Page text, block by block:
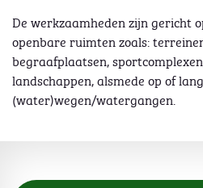
De werkzaamheden zijn gericht
openbare ruimten zoals:
begraafplaatsen,
landschappen, alsmede op of
(water)wegen/watergangen.